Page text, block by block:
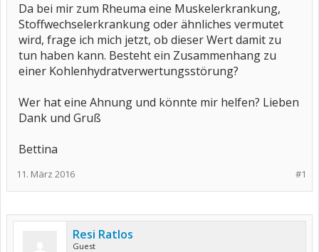
Da bei mir zum Rheuma eine Muskelerkrankung,
Stoffwechselerkrankung oder ähnliches vermutet
wird, frage ich mich jetzt, ob dieser Wert damit zu
tun haben kann. Besteht ein Zusammenhang zu
einer Kohlenhydratverwertungsstörung?
Wer hat eine Ahnung und könnte mir helfen? Lieben
Dank und Gruß
Bettina
#1
11. März 2016
Resi Ratlos
Guest